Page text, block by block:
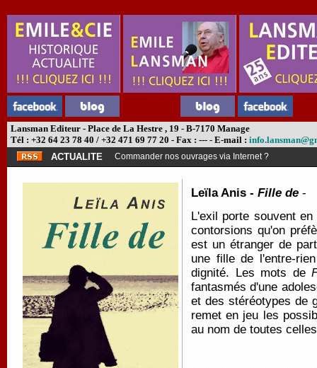
Lansman Editeur - Place de La Hestre , 19 - B-7170 Manage
Tél : +32 64 23 78 40 / +32 471 69 77 20 - Fax : --- - E-mail :
ACTUALITE
Commander nos ouvrages via Internet ?
Leïla Anis - Fille de -
L'exil porte souvent
contorsions qu'on
est un étranger de
une fille de l'entre-
dignité. Les mots de
fantasmés d'une
et des stéréotypes de
remet en jeu les
au nom de toutes